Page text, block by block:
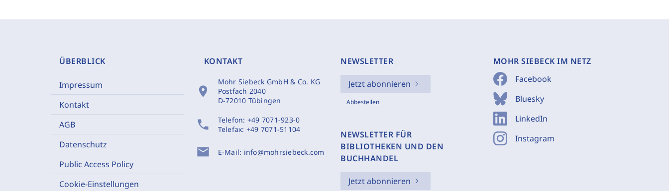
ÜBERBLICK
Impressum
Kontakt
AGB
Datenschutz
Public Access Policy
Cookie-Einstellungen
KONTAKT
location_on
Mohr Siebeck GmbH & Co. KG
Postfach 2040
D-72010 Tübingen
phone Telefon: +49 7071-923-0
Telefax: +49 7071-51104
mail E-Mail: info@mohrsiebeck.com
NEWSLETTER
Jetzt abonnieren
Abbestellen
NEWSLETTER FÜR
BIBLIOTHEKEN UND DEN
BUCHHANDEL
Jetzt abonnieren
MOHR SIEBECK IM NETZ
Facebook
Bluesky
LinkedIn
Instagram